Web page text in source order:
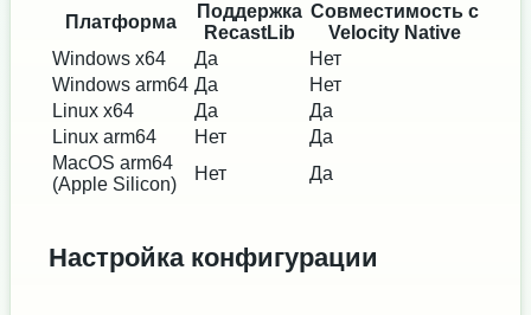
Платформа
Поддержка
RecastLib
Совместимость с
Velocity Native
Windows x64
Да
Нет
Windows arm64 Да
Нет
Linux x64
Да
Да
Linux arm64
Нет
Да
MacOS arm64
(Apple Silicon)
Нет Да
Настройка конфигурации